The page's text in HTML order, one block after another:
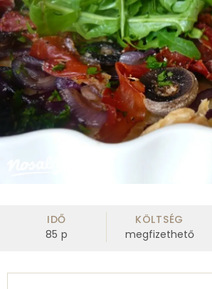
IDŐ
85 p
KÖLTSÉG
megfizethető